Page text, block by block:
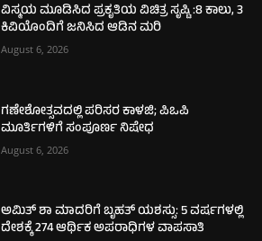
ವಿಸ್ಮಯ ಮೂಡಿಸಿದ ಪ್ರಕೃತಿಯ ವಿಚಿತ್ರ ಸೃಷ್ಟಿ :8 ಕಾಲು, 3
ಕಿವಿಯೊಂದಿಗೆ ಜನಿಸಿದ ಆಡಿನ ಮರಿ
August 6, 2026
ಗಣೇಶೋತ್ಸವದಲ್ಲಿ ಪರಿಸರ ಕಾಳಜಿ; ಪಿಒಪಿ
ಮೂರ್ತಿಗಳಿಗೆ ಸಂಪೂರ್ಣ ನಿಷೇಧ
August 6, 2026
ಅಮಿತ್ ಶಾ ಮಾದರಿಗೆ ಬೃಹತ್ ಯಶಸ್ಸು: 5 ವರ್ಷಗಳಲ್ಲಿ
ದೇಶಕ್ಕೆ 274 ಆರ್ಥಿಕ ಅಪರಾಧಿಗಳ ವಾಪಸಾತಿ